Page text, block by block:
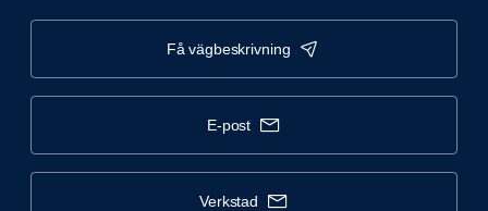
få vägbeskrivning
e-post
verkstad